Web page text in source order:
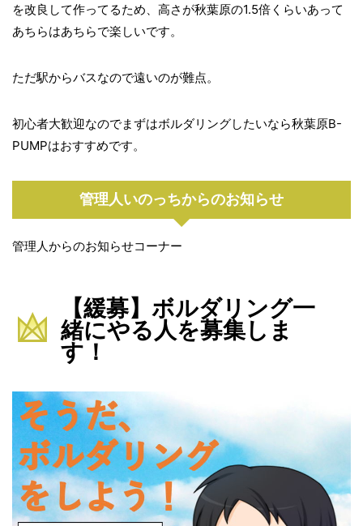
を改良して作ってるため、高さが秋葉原の1.5倍くらいあって
あちらはあちらで楽しいです。
ただ駅からバスなので遠いのが難点。
初心者大歓迎なのでまずはボルダリングしたいなら秋葉原B-
PUMPはおすすめです。
管理人いのっちからのお知らせ
管理人からのお知らせコーナー
【緩募】ボルダリング一
緒にやる人を募集しま
す！